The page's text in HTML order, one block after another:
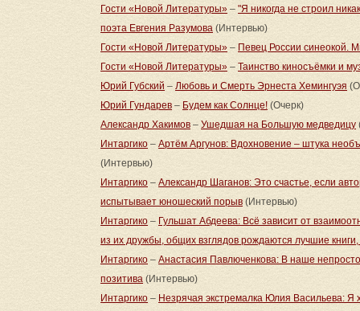
Гости «Новой Литературы» – "Я никогда не строил
поэта Евгения Разумова (Интервью)
Гости «Новой Литературы» – Певец России синеокой.
Гости «Новой Литературы» – Таинство киносъёмки и
Юрий Губский – Любовь и Cмерть Эрнеста Хемингуэя
Юрий Гундарев – Будем как Солнце! (Очерк)
Александр Хакимов – Ушедшая на Большую медведицу
Интаргико – Артём Аргунов: Вдохновение – штука
(Интервью)
Интаргико – Александр Шаганов: Это счастье, если
испытывает юношеский порыв (Интервью)
Интаргико – Гульшат Абдеева: Всё зависит от
из их дружбы, общих взглядов рождаются лучшие
Интаргико – Анастасия Павлюченкова: В наше
позитива (Интервью)
Интаргико – Незрячая экстремалка Юлия Васильева: Я